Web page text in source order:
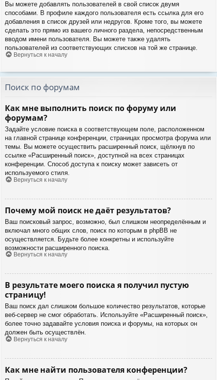
Вы можете добавлять пользователей в свой список двумя
способами. В профиле каждого пользователя есть ссылка для его
добавления в список друзей или недругов. Кроме того, вы можете
сделать это прямо из вашего личного раздела, непосредственным
вводом имени пользователя. Вы можете также удалять
пользователей из соответствующих списков на той же странице.
Вернуться к началу
Поиск по форумам
Как мне выполнить поиск по форуму или
форумам?
Задайте условие поиска в соответствующем поле, расположенном
на главной странице конференции, страницах просмотра форума или
темы. Вы можете осуществить расширенный поиск, щёлкнув по
ссылке «Расширенный поиск», доступной на всех страницах
конференции. Способ доступа к поиску может зависеть от
используемого стиля.
Вернуться к началу
Почему мой поиск не даёт результатов?
Ваш поисковый запрос, возможно, был слишком неопределённым и
включал много общих слов, поиск по которым в phpBB не
осуществляется. Будьте более конкретны и используйте
возможности расширенного поиска.
Вернуться к началу
В результате моего поиска я получил пустую
страницу!
Ваш поиск дал слишком большое количество результатов, которые
веб-сервер не смог обработать. Используйте «Расширенный поиск»,
более точно задавайте условия поиска и форумы, на которых он
должен быть осуществлён.
Вернуться к началу
Как мне найти пользователя конференции?